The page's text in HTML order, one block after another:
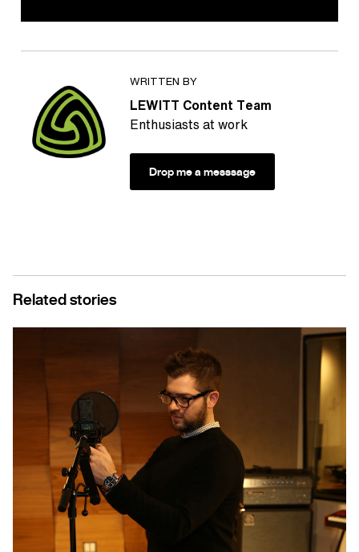
WRITTEN BY
LEWITT Content Team
Enthusiasts at work
Drop me a messsage
Related stories